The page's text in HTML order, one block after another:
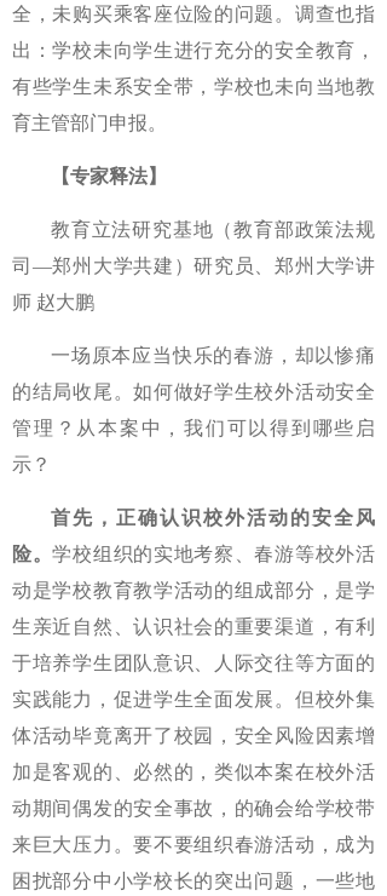
全，未购买乘客座位险的问题。调查也指
出：学校未向学生进行充分的安全教育，
有些学生未系安全带，学校也未向当地教
育主管部门申报。
【专家释法】
教育立法研究基地（教育部政策法规
司—郑州大学共建）研究员、郑州大学讲
师 赵大鹏
一场原本应当快乐的春游，却以惨痛
的结局收尾。如何做好学生校外活动安全
管理？从本案中，我们可以得到哪些启
示？
首先，正确认识校外活动的安全风
险。学校组织的实地考察、春游等校外活
动是学校教育教学活动的组成部分，是学
生亲近自然、认识社会的重要渠道，有利
于培养学生团队意识、人际交往等方面的
实践能力，促进学生全面发展。但校外集
体活动毕竟离开了校园，安全风险因素增
加是客观的、必然的，类似本案在校外活
动期间偶发的安全事故，的确会给学校带
来巨大压力。要不要组织春游活动，成为
困扰部分中小学校长的突出问题，一些地